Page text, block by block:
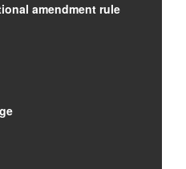
amendment rule